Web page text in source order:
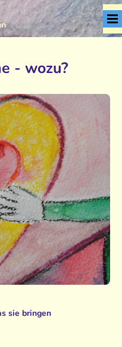
- wozu?
sie bringen